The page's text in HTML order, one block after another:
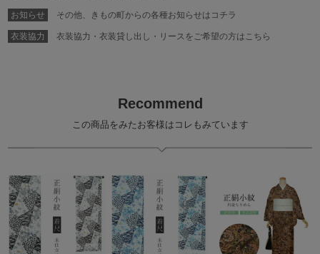
お知らせ その他、きもの町からの各種お知らせはコチラ
衣装協力 衣装協力・衣装貸し出し・リースをご希望の方はこちら
Recommend
この商品をみたお客様はコレもみています